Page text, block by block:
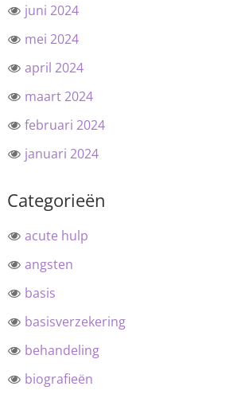
juni 2024
mei 2024
april 2024
maart 2024
februari 2024
januari 2024
Categorieën
acute hulp
angsten
basis
basisverzekering
behandeling
biografieën